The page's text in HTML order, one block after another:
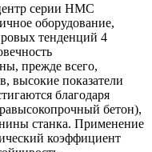
серии HMC
оборудование,
тенденций 4
прежде всего,
высокие показатели
благодаря
бетон),
станка. Применение
коэффициент